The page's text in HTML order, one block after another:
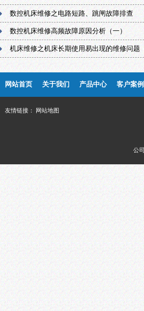
数控机床维修之电路短路、跳闸故障排查
数控机床维修高频故障原因分析（一）
机床维修之机床长期使用易出现的维修问题
网站首页 关于我们 产品中心 客户案例
友情链接：
网站地图
公